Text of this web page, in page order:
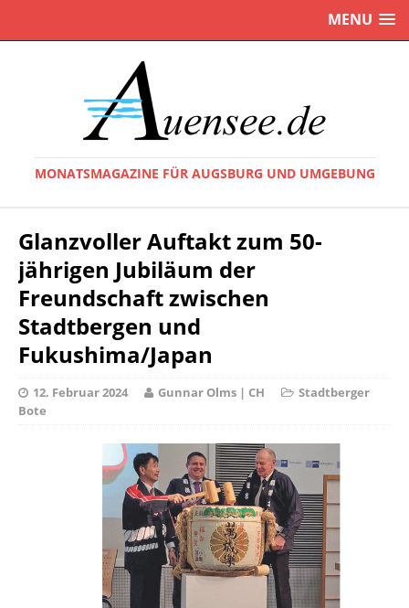
MENU
MONATSMAGAZINE FÜR AUGSBURG UND UMGEBUNG
Glanzvoller Auftakt zum 50-
jährigen Jubiläum der
Freundschaft zwischen
Stadtbergen und
Fukushima/Japan
12. Februar 2024 Gunnar Olms | CH
Stadtberger
Bote